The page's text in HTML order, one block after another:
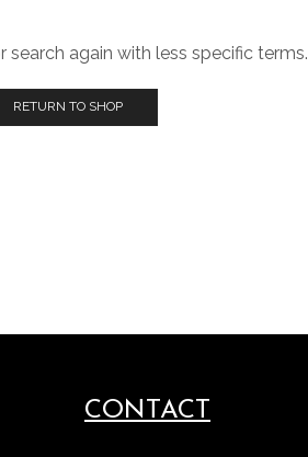
search again with less specific terms.
RETURN TO SHOP
CONTACT